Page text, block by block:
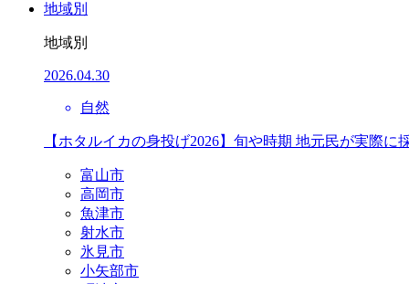
地域別
地域別
2026.04.30
自然
【ホタルイカの身投げ2026】旬や時期 地元民が実際に
富山市
高岡市
魚津市
射水市
氷見市
小矢部市